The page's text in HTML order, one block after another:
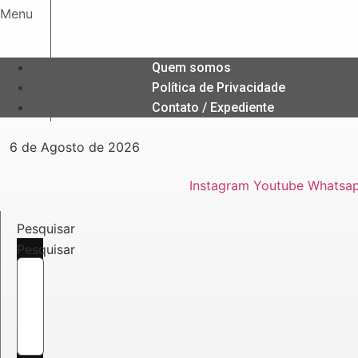
Ir
conteúdo
Menu
Quem somos
Política de Privacidade
Contato / Expediente
6 de Agosto de 2026
Instagram Youtube
Pesquisar
Pesquisar